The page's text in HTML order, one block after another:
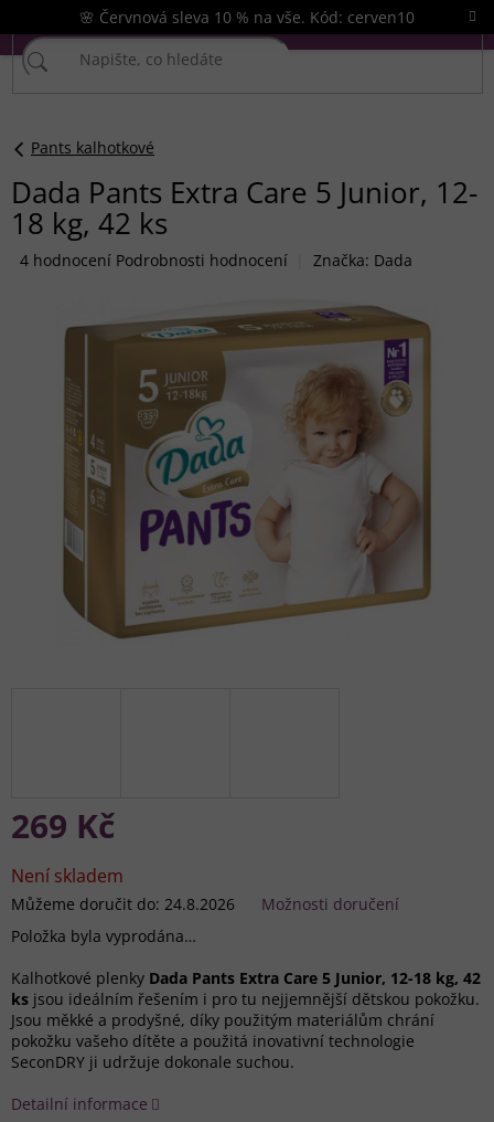
na
obsah
🌸 Červnová sleva 10 % na vše. Kód: cerven10
Pants kalhotkové
Dada Pants Extra Care 5 Junior, 12-
18 kg, 42 ks
Průměrné
hvězdiček.
4 hodnocení Podrobnosti hodnocení Značka: Dada
269 Kč
cena:
Není skladem
Můžeme doručit do: 24.8.2026
Možnosti doručení
Položka byla vyprodána…
Kalhotkové plenky Dada Pants Extra Care 5 Junior, 12-18 kg, 42
ks jsou ideálním řešením i pro tu nejjemnější dětskou pokožku.
Jsou měkké a prodyšné, díky použitým materiálům chrání
pokožku vašeho dítěte a použitá inovativní technologie
SeconDRY ji udržuje dokonale suchou.
Detailní informace